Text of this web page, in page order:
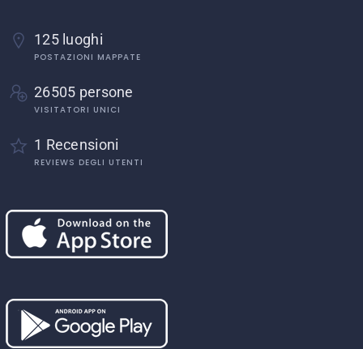
125 luoghi
POSTAZIONI MAPPATE
26505 persone
VISITATORI UNICI
1 Recensioni
REVIEWS DEGLI UTENTI